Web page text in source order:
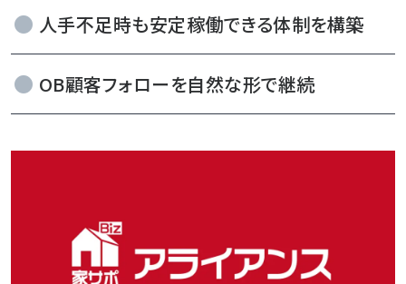
人手不足時も安定稼働できる体制を構築
OB顧客フォローを自然な形で継続